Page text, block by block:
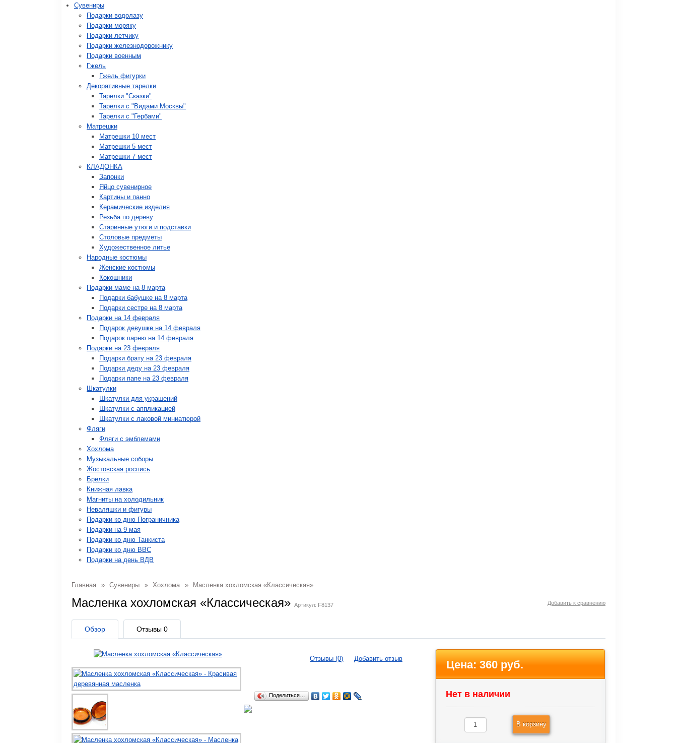
Сувениры
Подарки водолазу
Подарки моряку
Подарки летчику
Подарки железнодорожнику
Подарки военным
Гжель
Гжель фигурки
Декоративные тарелки
Тарелки "Сказки"
Тарелки с "Видами Москвы"
Тарелки с "Гербами"
Матрешки
Матрешки 10 мест
Матрешки 5 мест
Матрешки 7 мест
КЛАДОНКА
Запонки
Яйцо сувенирное
Картины и панно
Керамические изделия
Резьба по дереву
Старинные утюги и подставки
Столовые предметы
Художественное литье
Народные костюмы
Женские костюмы
Кокошники
Подарки маме на 8 марта
Подарки бабушке на 8 марта
Подарки сестре на 8 марта
Подарки на 14 февраля
Подарок девушке на 14 февраля
Подарок парню на 14 февраля
Подарки на 23 февраля
Подарки брату на 23 февраля
Подарки деду на 23 февраля
Подарки папе на 23 февраля
Шкатулки
Шкатулки для украшений
Шкатулки с аппликацией
Шкатулки с лаковой миниатюрой
Фляги
Фляги с эмблемами
Хохлома
Музыкальные соборы
Жостовская роспись
Брелки
Книжная лавка
Магниты на холодильник
Неваляшки и фигуры
Подарки ко дню Пограничника
Подарки на 9 мая
Подарки ко дню Танкиста
Подарки ко дню ВВС
Подарки на день ВДВ
Главная » Сувениры » Хохлома » Масленка хохломская «Классическая»
Масленка хохломская «Классическая» Артикул: F8137 Добавить к сравнению
Обзор Отзывы 0
Отзывы (0) Добавить отзыв
Поделиться…
Цена:360 руб.
Нет в наличии
В корзину